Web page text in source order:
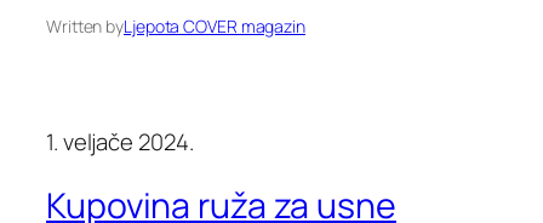
Written byLjepota COVER magazin
1. veljače 2024.
Kupovina ruža za usne